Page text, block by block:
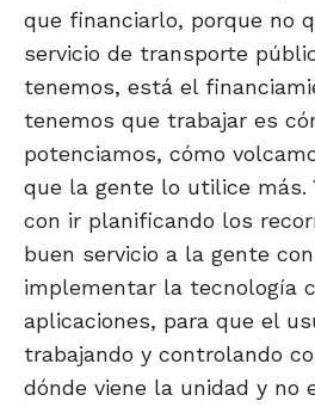
que financiarlo, porque no
servicio de transporte
tenemos, está el
tenemos que trabajar es
potenciamos, cómo
que la gente lo utilice más.
con ir planificando los
buen servicio a la gente
implementar la tecnología
aplicaciones, para que el
trabajando y controlando
dónde viene la unidad y no